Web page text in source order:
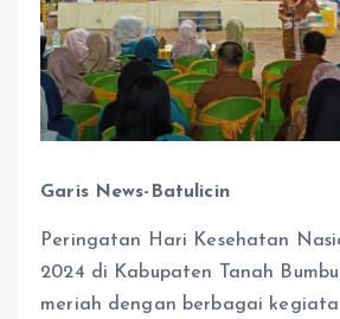
Garis News-Batulicin
Peringatan Hari Kesehatan
2024 di Kabupaten Tanah
meriah dengan berbagai